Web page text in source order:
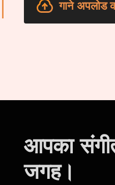
गाने अपलोड
आपका
जगह।